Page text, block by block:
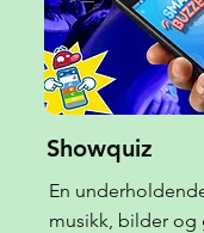
Showquiz
En
musikk, bilder og